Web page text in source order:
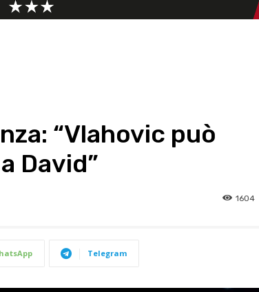
“Vlahovic può
David”
1604
Telegram